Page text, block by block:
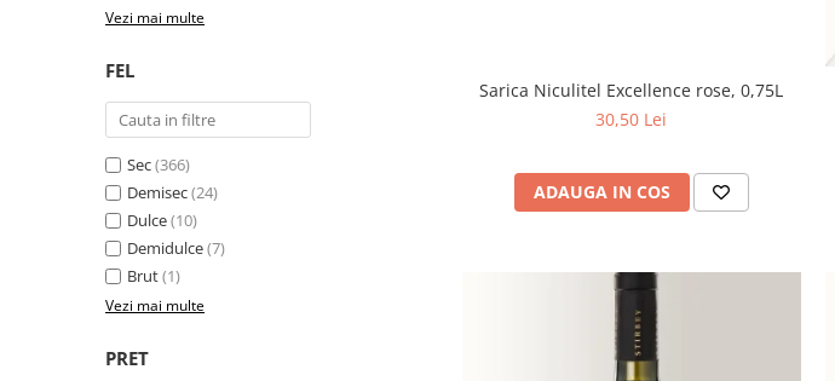
Vezi mai multe
FEL
Sec(366)
Demisec(24)
Dulce(10)
Demidulce(7)
Brut(1)
Vezi mai multe
PRET
Sarica Niculitel Excellence rose, 0,75L
30,50 Lei
ADAUGA IN COS